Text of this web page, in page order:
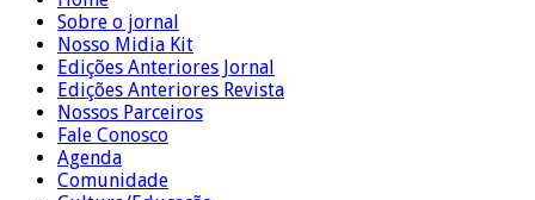
Sobre o jornal
Nosso Midia Kit
Edições Anteriores Jornal
Edições Anteriores Revista
Nossos Parceiros
Fale Conosco
Agenda
Comunidade